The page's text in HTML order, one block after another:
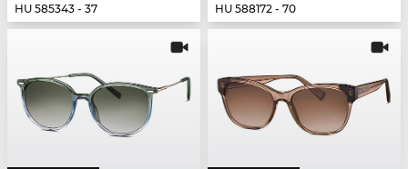
HU 585343 - 37
HU 588172 - 70